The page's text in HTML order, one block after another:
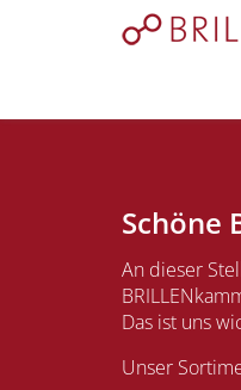
Schöne
An dieser
Das ist uns
Unser